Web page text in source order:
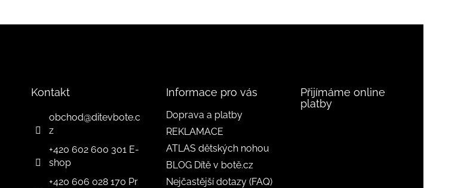
Kontakt
obchod@ditevbote.c
z
+420 602 600 301 E-
shop
+420 606 028 170 Pr
Informace pro vás
Doprava a platby
REKLAMACE
ATLAS dětských nohou
BLOG Dítě v botě.cz
Nejčastější dotazy (FAQ)
Přijímáme online
platby